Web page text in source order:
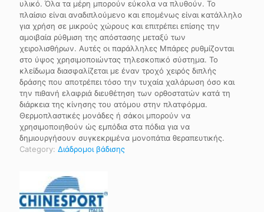
υλικό. Όλα τα μέρη μπορούν εύκολα να πλυθούν. Το
πλαίσιο είναι αναδιπλούμενο και επομένως είναι κατάλληλο
για χρήση σε μικρούς χώρους και επιτρέπει επίσης την
αμοιβαία ρύθμιση της απόστασης μεταξύ των
χειρολισθήρων. Αυτές οι παράλληλες Μπάρες ρυθμίζονται
στο ύψος χρησιμοποιώντας τηλεσκοπικό σύστημα. Το
κλείδωμα διασφαλίζεται με έναν τροχό χειρός διπλής
δράσης που αποτρέπει τόσο την τυχαία χαλάρωση όσο και
την πιθανή ελαφριά διευθέτηση των ορθοστατών κατά τη
διάρκεια της κίνησης του ατόμου στην πλατφόρμα.
Θερμοπλαστικές μονάδες ή σάκοι μπορούν να
χρησιμοποιηθούν ώς εμπόδια στα πόδια για να
δημιουργήσουν συγκεκριμένα μονοπάτια θεραπευτικής.
Category: Διάδρομοι βάδισης